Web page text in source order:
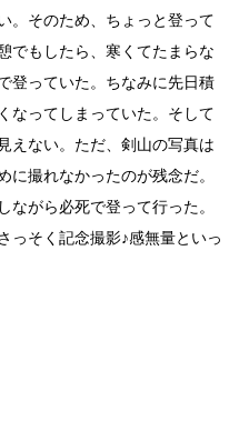
。そのため、ちょっと登って
でもしたら、寒くてたまらな
登っていた。ちなみに先日積
なってしまっていた。そして
えない。ただ、剣山の写真は
撮れなかったのが残念だ。
ながら必死で登って行った。
っそく記念撮影♪感無量といっ